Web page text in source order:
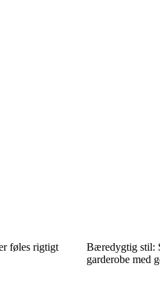
føles rigtigt
Bæredygtig stil:
garderobe med